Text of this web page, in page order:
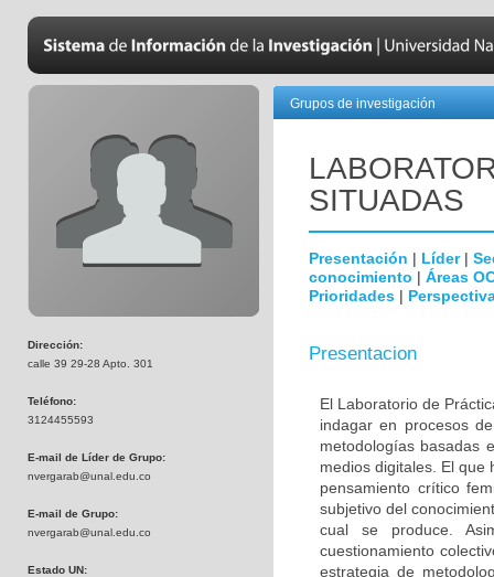
Dirección:
calle 39 29-28 Apto. 301
Teléfono:
3124455593
E-mail de Líder de Grupo:
nvergarab@unal.edu.co
E-mail de Grupo:
nvergarab@unal.edu.co
Estado UN:
Grupos de investigación
SITUADAS
Presentación | Líder|
conocimiento | Áreas
Prioridades |
Presentacion
El Laboratorio de
indagar en procesos
metodologías basadas
medios digitales. El
pensamiento crítico
subjetivo del
cual se produce.
cuestionamiento
estrategia de